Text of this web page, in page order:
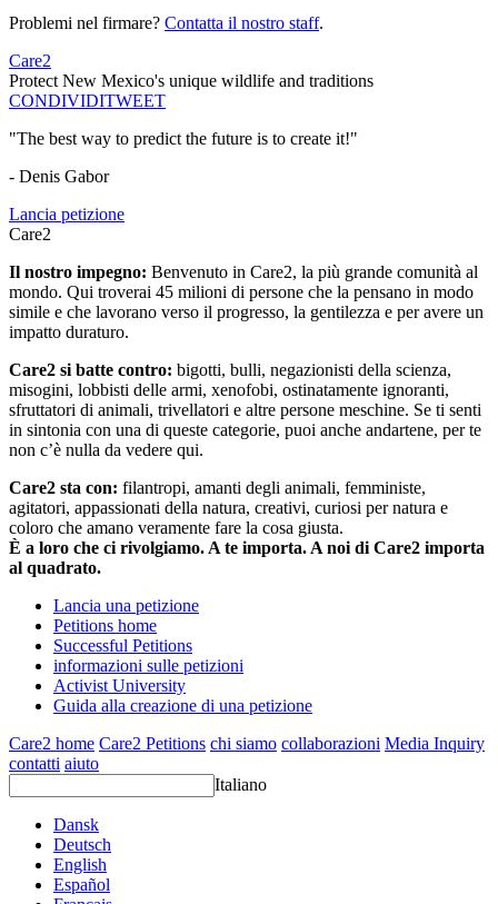
Problemi nel firmare? Contatta il nostro staff.
Care2
Protect New Mexico's unique wildlife and traditions
CONDIVIDITWEET
"The best way to predict the future is to create it!"
- Denis Gabor
Lancia petizione
Care2
Il nostro impegno: Benvenuto in Care2, la più grande comunità al
mondo. Qui troverai 45 milioni di persone che la pensano in modo
simile e che lavorano verso il progresso, la gentilezza e per avere un
impatto duraturo.
Care2 si batte contro: bigotti, bulli, negazionisti della scienza,
misogini, lobbisti delle armi, xenofobi, ostinatamente ignoranti,
sfruttatori di animali, trivellatori e altre persone meschine. Se ti senti
in sintonia con una di queste categorie, puoi anche andartene, per te
non c’è nulla da vedere qui.
Care2 sta con: filantropi, amanti degli animali, femministe,
agitatori, appassionati della natura, creativi, curiosi per natura e
coloro che amano veramente fare la cosa giusta.
È a loro che ci rivolgiamo. A te importa. A noi di Care2 importa
al quadrato.
Lancia una petizione
Petitions home
Successful Petitions
informazioni sulle petizioni
Activist University
Guida alla creazione di una petizione
Care2 home Care2 Petitions chi siamo collaborazioni Media Inquiry
contatti aiuto
Italiano
Dansk
Deutsch
English
Español